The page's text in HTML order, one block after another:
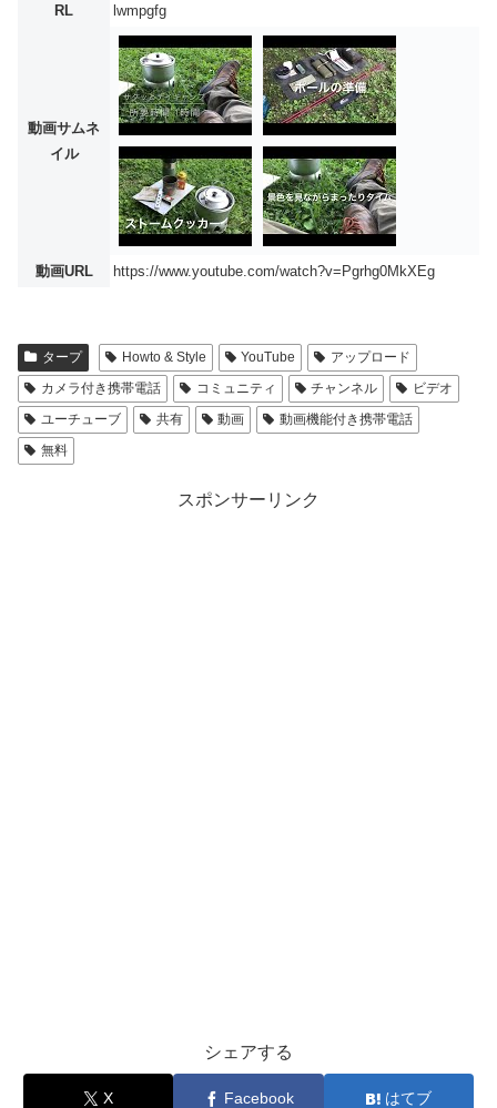
RL
lwmpgfg
動画サムネ
イル
動画URL https://www.youtube.com/watch?v=Pgrhg0MkXEg
タープ Howto & Style YouTube
アップロード
カメラ付き携帯電話
コミュニティ チャンネル
ビデオ
ユーチューブ
共有 動画
動画機能付き携帯電話
無料
スポンサーリンク
シェアする
X Facebook はてブ